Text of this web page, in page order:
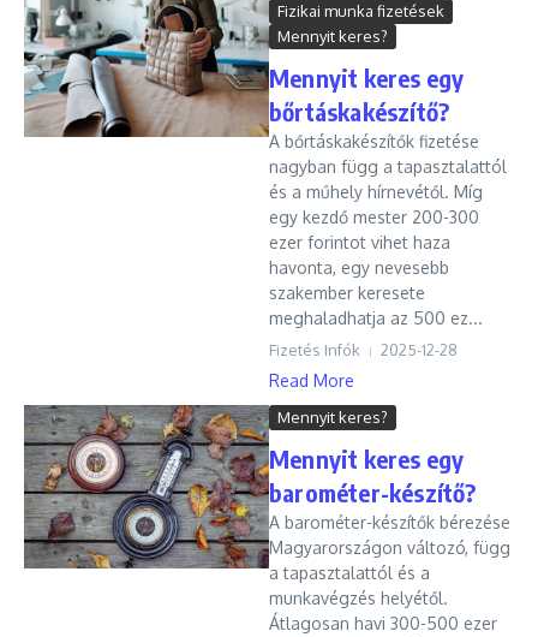
Fizikai munka fizetések
Mennyit keres?
Mennyit keres egy
bőrtáskakészítő?
A bőrtáskakészítők fizetése
nagyban függ a tapasztalattól
és a műhely hírnevétől. Míg
egy kezdő mester 200-300
ezer forintot vihet haza
havonta, egy nevesebb
szakember keresete
meghaladhatja az 500 ez...
Fizetés Infók 2025-12-28
Read More
Mennyit keres?
Mennyit keres egy
barométer-készítő?
A barométer-készítők bérezése
Magyarországon változó, függ
a tapasztalattól és a
munkavégzés helyétől.
Átlagosan havi 300-500 ezer